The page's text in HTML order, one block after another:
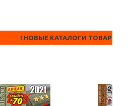
! НОВЫЕ КАТАЛОГИ ТОВАРОВ !